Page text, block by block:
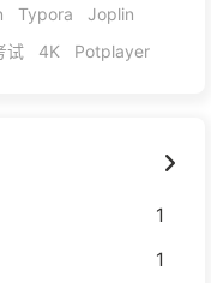
Typora
Joplin
试 4K Potplayer
1
1